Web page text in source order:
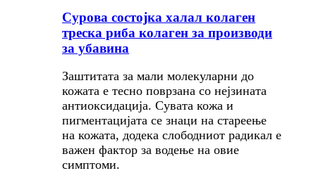
Сурова состојка халал колаген
треска риба колаген за производи
за убавина
Заштитата за мали молекуларни до
кожата е тесно поврзана со нејзината
антиоксидација. Сувата кожа и
пигментацијата се знаци на стареење
на кожата, додека слободниот радикал е
важен фактор за водење на овие
симптоми.